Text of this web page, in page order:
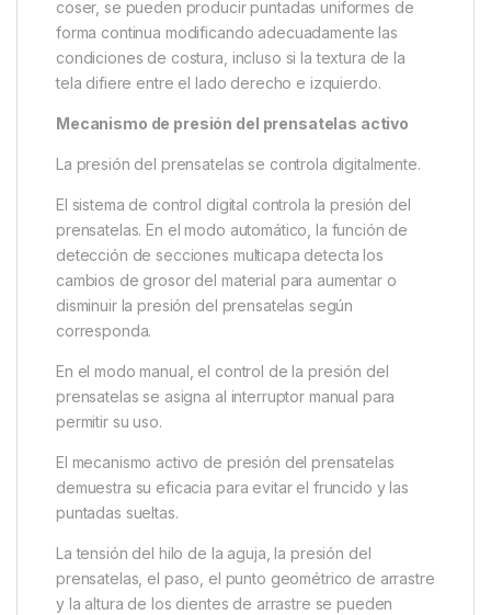
coser, se pueden producir puntadas uniformes de
forma continua modificando adecuadamente las
condiciones de costura, incluso si la textura de la
tela difiere entre el lado derecho e izquierdo.
Mecanismo de presión del prensatelas activo
La presión del prensatelas se controla digitalmente.
El sistema de control digital controla la presión del
prensatelas. En el modo automático, la función de
detección de secciones multicapa detecta los
cambios de grosor del material para aumentar o
disminuir la presión del prensatelas según
corresponda.
En el modo manual, el control de la presión del
prensatelas se asigna al interruptor manual para
permitir su uso.
El mecanismo activo de presión del prensatelas
demuestra su eficacia para evitar el fruncido y las
puntadas sueltas.
La tensión del hilo de la aguja, la presión del
prensatelas, el paso, el punto geométrico de arrastre
y la altura de los dientes de arrastre se pueden